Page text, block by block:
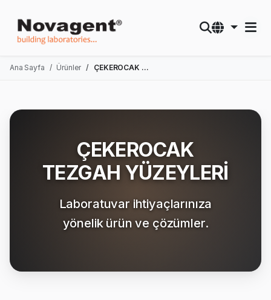
Ana Sayfa Ürünler ÇEKEROCAK TEZGAH YÜZEYLERİ
ÇEKEROCAK
TEZGAH YÜZEYLERİ
Laboratuvar ihtiyaçlarınıza
yönelik ürün ve çözümler.